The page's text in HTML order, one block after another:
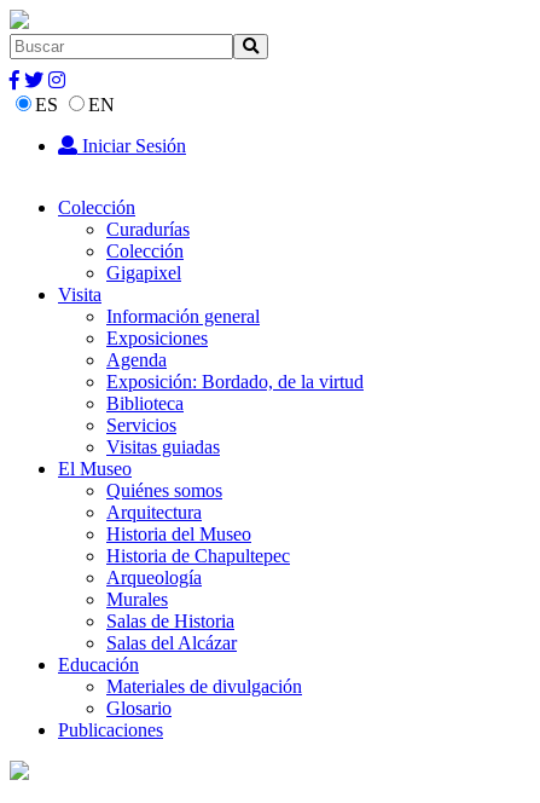
ES
EN
Iniciar Sesión
Colección
Curadurías
Colección
Gigapixel
Visita
Información general
Exposiciones
Agenda
Exposición: Bordado, de la virtud
Biblioteca
Servicios
Visitas guiadas
El Museo
Quiénes somos
Arquitectura
Historia del Museo
Historia de Chapultepec
Arqueología
Murales
Salas de Historia
Salas del Alcázar
Educación
Materiales de divulgación
Glosario
Publicaciones